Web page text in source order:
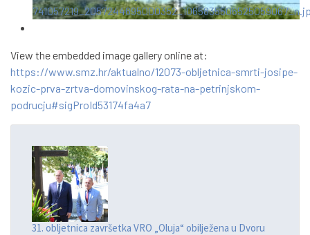
View the embedded image gallery online at:
https://www.smz.hr/aktualno/12073-obljetnica-smrti-josipe-
kozic-prva-zrtva-domovinskog-rata-na-petrinjskom-
podrucju#sigProId53174fa4a7
31. obljetnica završetka VRO „Oluja“ obilježena u Dvoru